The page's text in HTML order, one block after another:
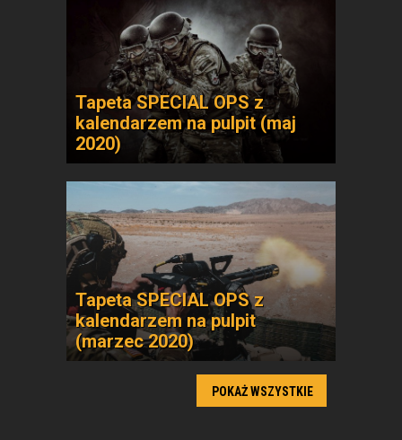
Tapeta SPECIAL OPS z
kalendarzem na pulpit (maj
2020)
Tapeta SPECIAL OPS z
kalendarzem na pulpit
(marzec 2020)
POKAŻ WSZYSTKIE